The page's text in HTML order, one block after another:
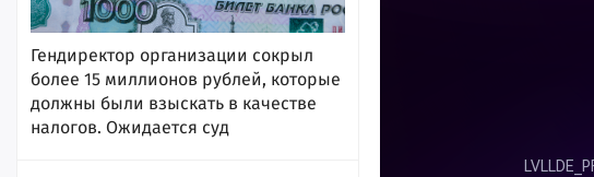
Гендиректор организации сокрыл
более 15 миллионов рублей, которые
должны были взыскать в качестве
налогов. Ожидается суд